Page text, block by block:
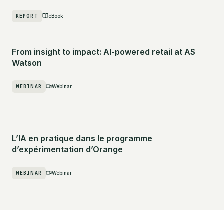
REPORT eBook
From insight to impact: AI-powered retail at AS
Watson
WEBINAR Webinar
L’IA en pratique dans le programme
d’expérimentation d’Orange
WEBINAR Webinar